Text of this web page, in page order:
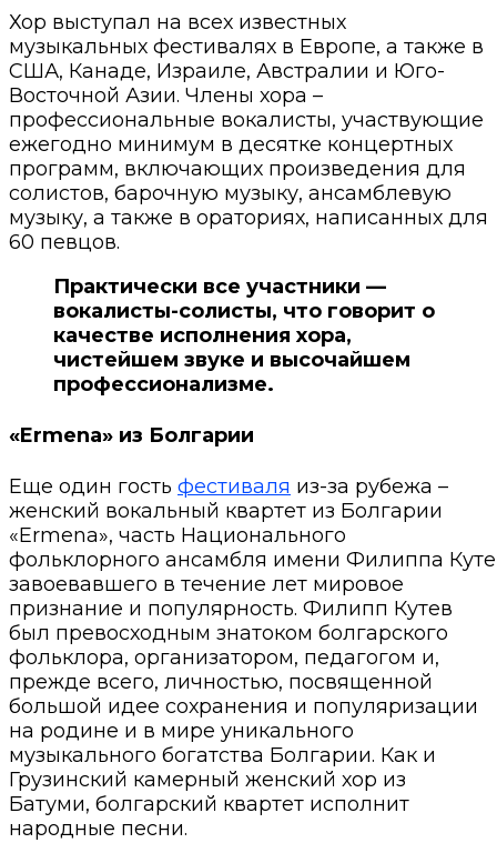
Хор выступал на всех известных
музыкальных фестивалях в Европе, а также в
США, Канаде, Израиле, Австралии и Юго-
Восточной Азии. Члены хора –
профессиональные вокалисты, участвующие
ежегодно минимум в десятке концертных
программ, включающих произведения для
солистов, барочную музыку, ансамблевую
музыку, а также в ораториях, написанных для
60 певцов.
Практически все участники —
вокалисты-солисты, что говорит о
качестве исполнения хора,
чистейшем звуке и высочайшем
профессионализме.
«Ermena» из Болгарии
Еще один гость фестиваля из-за рубежа –
женский вокальный квартет из Болгарии
«Ermena», часть Национального
фольклорного ансамбля имени Филиппа
завоевавшего в течение лет мировое
признание и популярность. Филипп Кутев
был превосходным знатоком болгарского
фольклора, организатором, педагогом и,
прежде всего, личностью, посвященной
большой идее сохранения и популяризации
на родине и в мире уникального
музыкального богатства Болгарии. Как и
Грузинский камерный женский хор из
Батуми, болгарский квартет исполнит
народные песни.